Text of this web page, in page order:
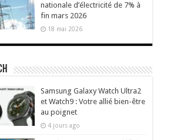
nationale d’électricité de 7% à
fin mars 2026
18 mai 2026
Samsung Galaxy Watch Ultra2
et Watch9 : Votre allié bien-être
au poignet
4 jours ago